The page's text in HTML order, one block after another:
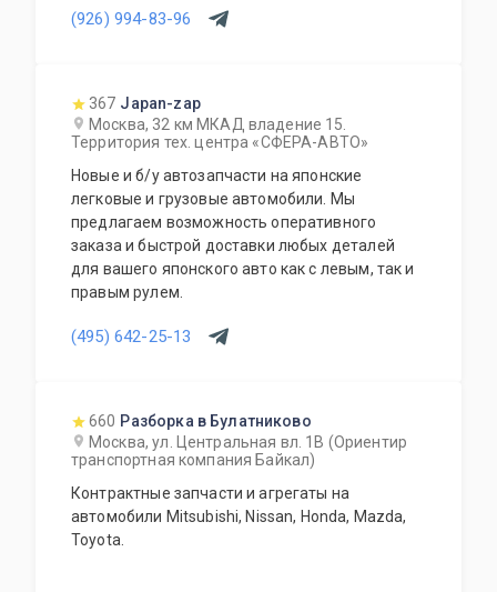
(926) 994-83-96
367 Japan-zap
Москва, 32 км МКАД владение 15.
Территория тех. центра «СФЕРА-АВТО»
Новые и б/у автозапчасти на японские
легковые и грузовые автомобили. Мы
предлагаем возможность оперативного
заказа и быстрой доставки любых деталей
для вашего японского авто как с левым, так и
правым рулем.
(495) 642-25-13
660 Разборка в Булатниково
Москва, ул. Центральная вл. 1В (Ориентир
транспортная компания Байкал)
Контрактные запчасти и агрегаты на
автомобили Mitsubishi, Nissan, Honda, Mazda,
Toyota.